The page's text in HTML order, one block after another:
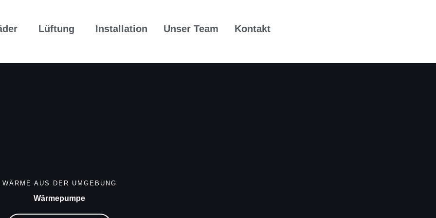
Lüftung Installation Unser Team Kontakt
WÄRME AUS DER UMGEBUNG
Wärmepumpe